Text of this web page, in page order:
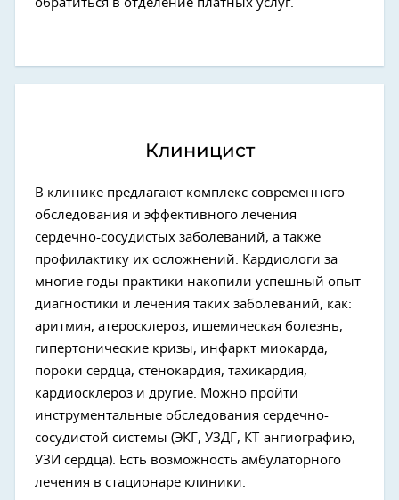
обратиться в отделение платных услуг.
Клиницист
В клинике предлагают комплекс современного
обследования и эффективного лечения
сердечно-сосудистых заболеваний, а также
профилактику их осложнений. Кардиологи за
многие годы практики накопили успешный опыт
диагностики и лечения таких заболеваний, как:
аритмия, атеросклероз, ишемическая болезнь,
гипертонические кризы, инфаркт миокарда,
пороки сердца, стенокардия, тахикардия,
кардиосклероз и другие. Можно пройти
инструментальные обследования сердечно-
сосудистой системы (ЭКГ, УЗДГ, КТ-ангиографию,
УЗИ сердца). Есть возможность амбулаторного
лечения в стационаре клиники.